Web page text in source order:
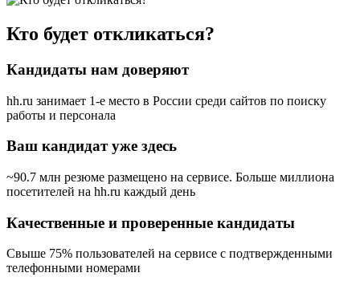
Кто будет откликаться?
Кандидаты нам доверяют
hh.ru занимает 1-е место в России среди сайтов по поиску
работы и персонала
Ваш кандидат уже здесь
~90.7 млн резюме размещено на сервисе. Больше миллиона
посетителей на hh.ru каждый день
Качественные и проверенные кандидаты
Свыше 75% пользователей на сервисе с подтвержденными
телефонными номерами